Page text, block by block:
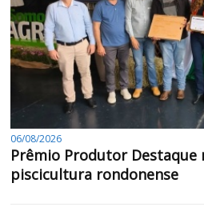
06/08/2026
Prêmio Produtor Destaque
piscicultura rondonense